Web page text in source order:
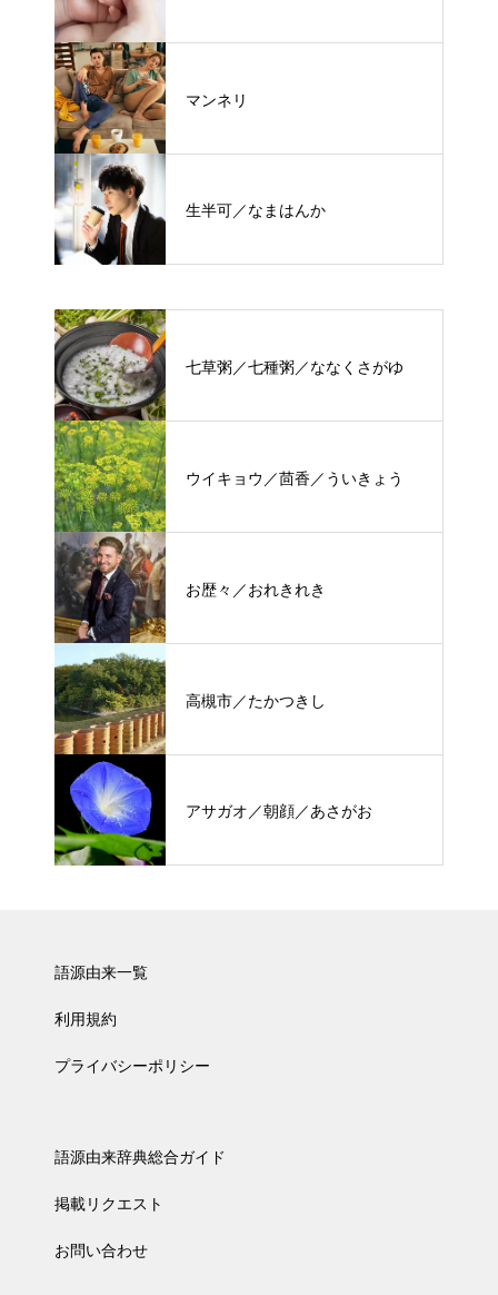
マンネリ
生半可／なまはんか
七草粥／七種粥／ななくさがゆ
ウイキョウ／茴香／ういきょう
お歴々／おれきれき
高槻市／たかつきし
アサガオ／朝顔／あさがお
語源由来一覧
利用規約
プライバシーポリシー
語源由来辞典総合ガイド
掲載リクエスト
お問い合わせ